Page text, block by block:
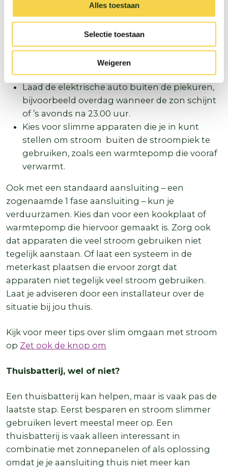
Alles toestaan
Selectie toestaan
Weigeren
Gebruik apparaten zoals wasmachine en
vaatwasser overdag, als er veel zon is. Dan zal
elektriciteit het goedkoopste zijn en als je
eigen zonnepanelen hebt, gebruik je je eigen
stroom.
Laad de elektrische auto buiten de piekuren,
bijvoorbeeld overdag wanneer de zon schijnt
of ’s avonds na 23.00 uur.
Kies voor slimme apparaten die je in kunt
stellen om stroom buiten de stroompiek te
gebruiken, zoals een warmtepomp die vooraf
verwarmt.
Ook met een standaard aansluiting – een
zogenaamde 1 fase aansluiting – kun je
verduurzamen. Kies dan voor een kookplaat of
warmtepomp die hiervoor gemaakt is. Zorg ook
dat apparaten die veel stroom gebruiken niet
tegelijk aanstaan. Of laat een systeem in de
meterkast plaatsen die ervoor zorgt dat
apparaten niet tegelijk veel stroom gebruiken.
Laat je adviseren door een installateur over de
situatie bij jou thuis.
Kijk voor meer tips over slim omgaan met stroom
op Zet ook de knop om
Thuisbatterij, wel of niet?
Een thuisbatterij kan helpen, maar is vaak pas de
laatste stap. Eerst besparen en stroom slimmer
gebruiken levert meestal meer op. Een
thuisbatterij is vaak alleen interessant in
combinatie met zonnepanelen of als oplossing
omdat je je aansluiting thuis niet meer kan